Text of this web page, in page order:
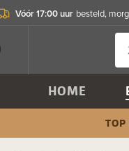
Vóór 17:00 uur besteld,
HOME